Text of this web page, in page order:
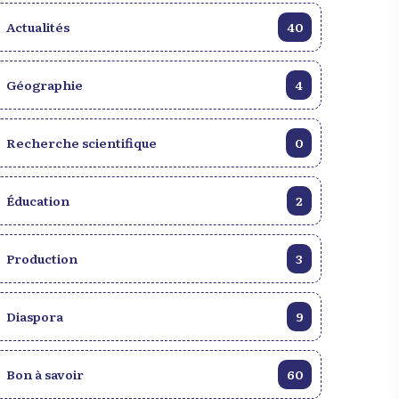
Voir la galerie
d’images
Actualités 40
Géographie 4
Recherche scientifique 0
Éducation 2
Production 3
Diaspora 9
Bon à savoir 60